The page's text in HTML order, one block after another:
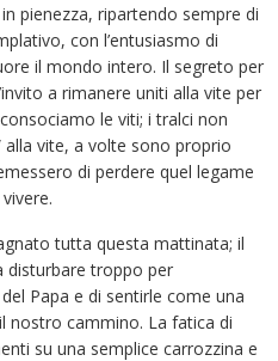
pienezza, ripartendo sempre di
con l’entusiasmo di
il mondo intero. Il segreto per
a rimanere uniti alla vite per
le viti; i tralci non
alla vite, a volte sono proprio
di perdere quel legame
tutta questa mattinata; il
disturbare troppo per
Papa e di sentirle come una
nostro cammino. La fatica di
su una semplice carrozzina e